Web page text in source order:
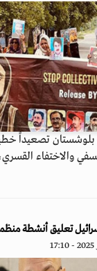
بلوشستان تصعيداً
والاختفاء
تعليق أنشطة